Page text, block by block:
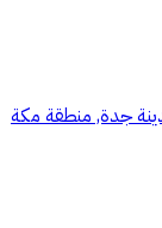
جدة, منطقة مكة